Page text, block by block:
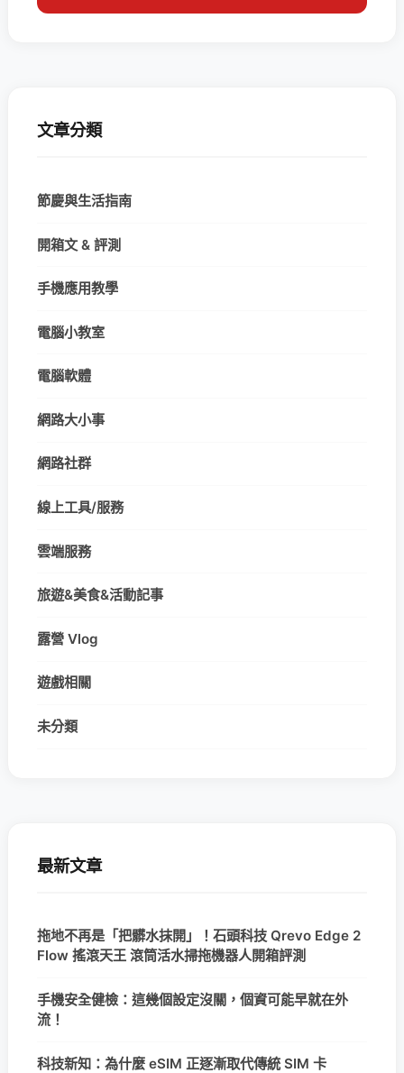
文章分類
節慶與生活指南
開箱文 & 評測
手機應用教學
電腦小教室
電腦軟體
網路大小事
網路社群
線上工具/服務
雲端服務
旅遊&美食&活動記事
露營 Vlog
遊戲相關
未分類
最新文章
拖地不再是「把髒水抹開」！石頭科技 Qrevo Edge 2
Flow 搖滾天王 滾筒活水掃拖機器人開箱評測
手機安全健檢：這幾個設定沒關，個資可能早就在外
流！
科技新知：為什麼 eSIM 正逐漸取代傳統 SIM 卡